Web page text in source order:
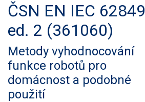
ČSN EN IEC 62849
ed. 2 (361060)
Metody vyhodnocování
funkce robotů pro
domácnost a podobné
použití